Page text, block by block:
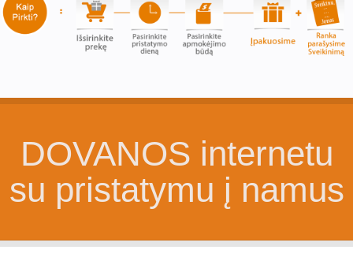
DOVANOS internetu
su pristatymu į namus